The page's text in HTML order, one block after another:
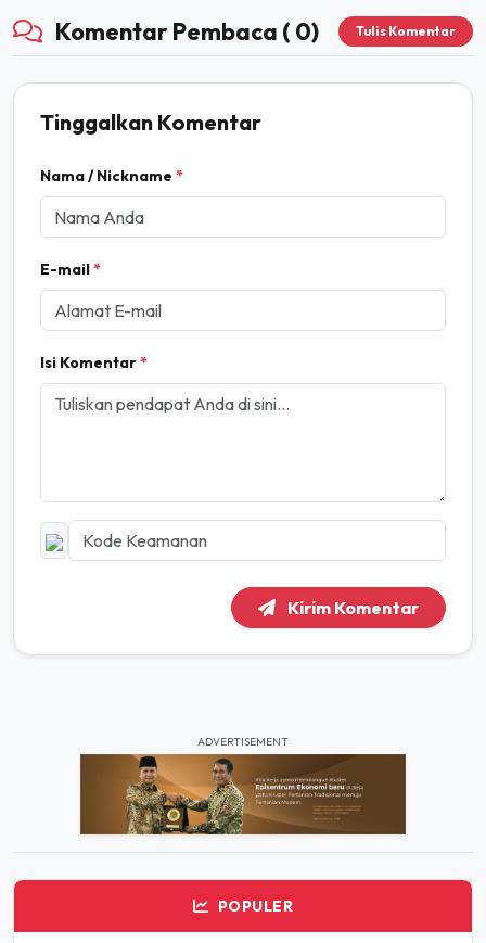
Komentar Pembaca ( 0) Tulis Komentar
Tinggalkan Komentar
Nama / Nickname *
E-mail*
Isi Komentar*
Kirim Komentar
ADVERTISEMENT
POPULER